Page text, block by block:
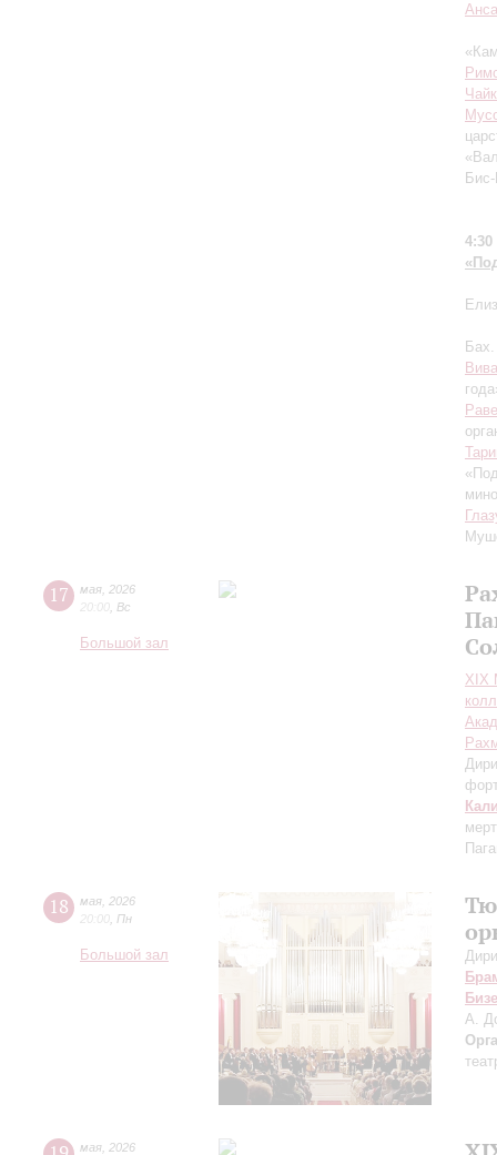
4:30
17 мая 2026
20:00 Вс
Большой зал
XIХ
18 мая 2026
20:00 Пн
Большой зал
Бизе
А.
мая 2026